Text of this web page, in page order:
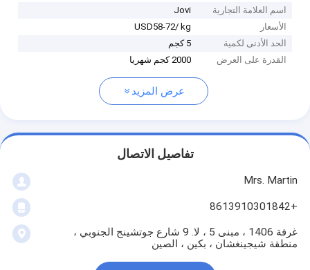
اسم العلامة التجارية
Jovi
الأسعار
USD58-72/ kg
الحد الأدنى لكمية
5 كجم
القدرة على العرض
2000 كجم شهريا
عرض المزيد
تفاصيل الاتصال
Mrs. Martin
+8613910301842
غرفة 1406 ، مبنى 5 ، لا. 9 شارع جوتشينج الجنوبي ،
منطقة شيجينغشان ، بكين ، الصين